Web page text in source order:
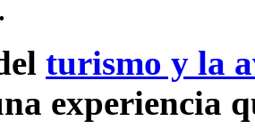
turismo y la
experiencia